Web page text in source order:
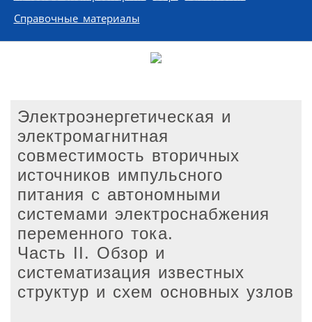
Справочные материалы
Электроэнергетическая и
электромагнитная
совместимость вторичных
источников импульсного
питания с автономными
системами электроснабжения
переменного тока.
Часть II. Обзор и
систематизация известных
структур и схем основных узлов